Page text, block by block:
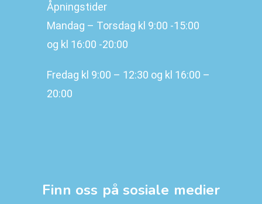
Åpningstider
Mandag – Torsdag kl 9:00 -15:00
og kl 16:00 -20:00
Fredag kl 9:00 – 12:30 og kl 16:00 –
20:00
Finn oss på sosiale medier